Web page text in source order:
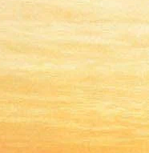
Финал
покажут в
01 июня 2016, 18:44